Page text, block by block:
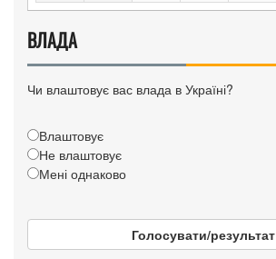
ВЛАДА
Чи влаштовує вас влада в Україні?
Влаштовує
Не влаштовує
Мені однаково
Голосувати/результат